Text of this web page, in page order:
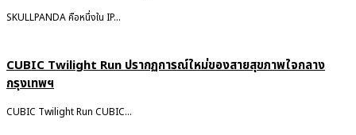
SKULLPANDA คือหนึ่งใน IP...
CUBIC Twilight Run ปรากฏการณ์ใหม่ของสายสุขภาพใจกลาง
กรุงเทพฯ
CUBIC Twilight Run CUBIC...